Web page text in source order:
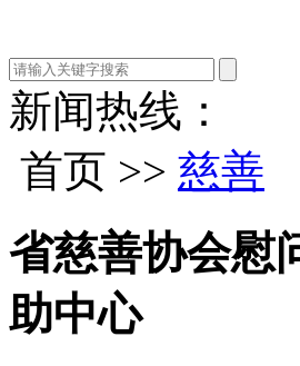
新闻热线：
首页 >> 慈善
省慈善协会慰
助中心